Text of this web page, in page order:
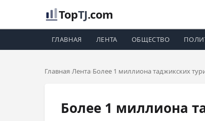
TopTJ.com
ГЛАВНАЯ ЛЕНТА ОБЩЕСТВО
Главная Лента Более 1 миллиона таджикских
Более 1 миллиона